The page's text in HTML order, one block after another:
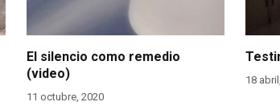
El silencio como remedio
(video)
11 octubre, 2020
18